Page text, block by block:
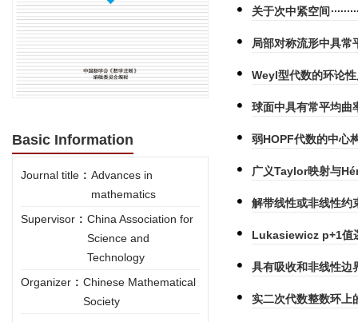
Basic Information
Journal title : Advances in
mathematics
Supervisor : China Association for
Science and
Technology
Organizer : Chinese Mathematical
Society
关于次中紧空间
局部对称流形中具常
Weyl型代数的环论
球面中具有常平均曲
弱HOPF代数的中心
广义Taylor映射与
解带线性或非线性约
Lukasiewicz p+1值
具有吸收和非线性边
实二次代数整数环上